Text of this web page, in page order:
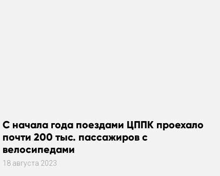
С начала года поездами ЦППК проехало
почти 200 тыс. пассажиров с
велосипедами
18 августа 2023